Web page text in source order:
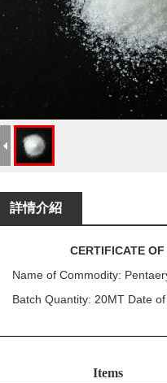
詳情介紹
CERTIFICATE OF
Name of Commodity:
Batch Quantity: 20MT Date
Items